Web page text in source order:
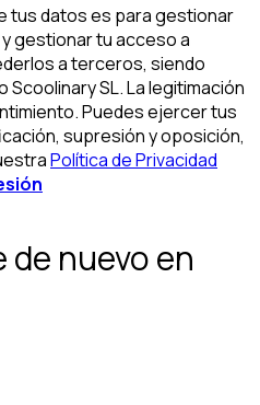
tus datos es para gestionar
gestionar tu acceso a
a terceros, siendo
SL. La legitimación
Puedes ejercer tus
supresión y oposición,
Política de Privacidad
de nuevo en